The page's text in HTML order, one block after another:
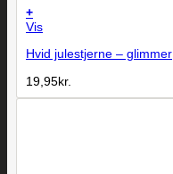
+
Vis
Hvid julestjerne – glimmer
19,95kr.